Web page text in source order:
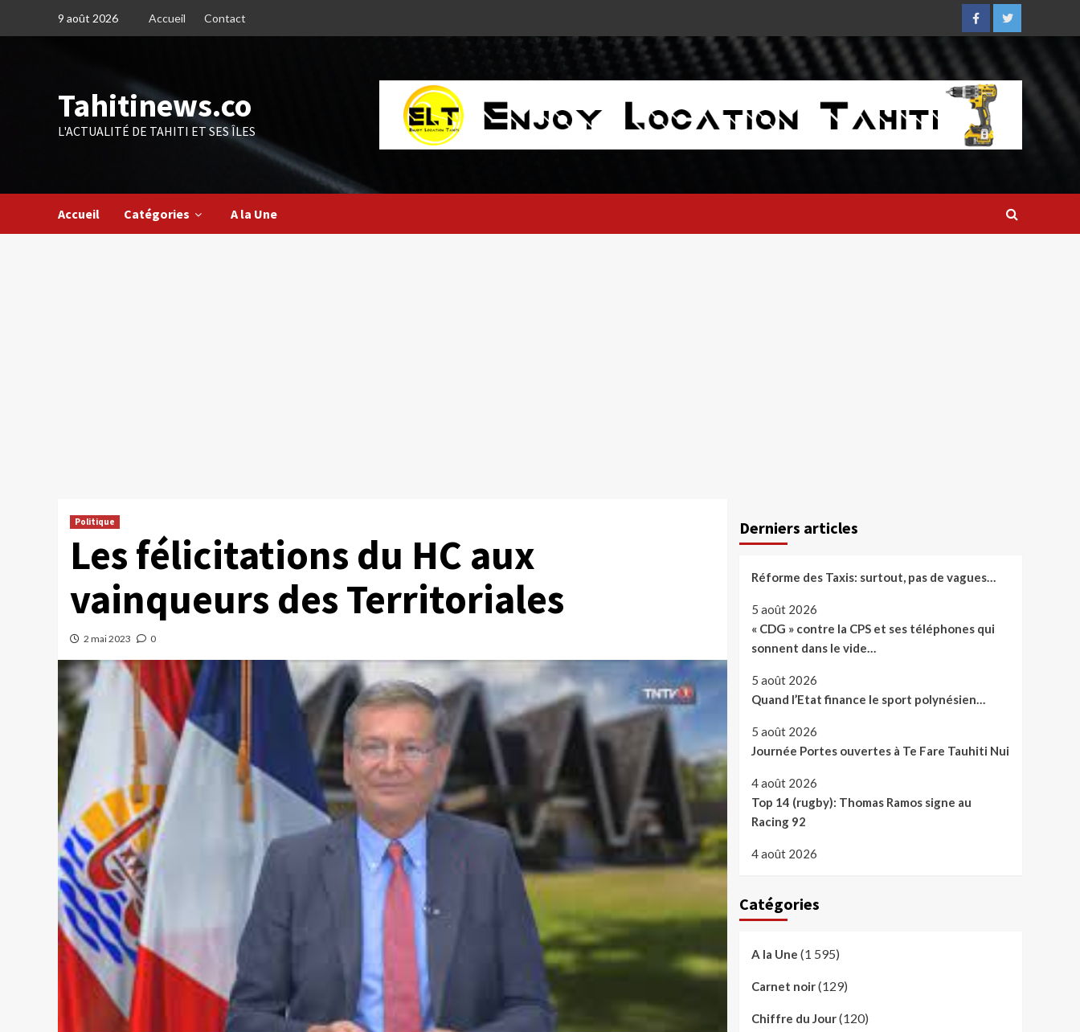
9 août 2026 Accueil Contact
FacebookTwitter
Tahitinews.co
L'ACTUALITÉ DE TAHITI ET SES ÎLES
Accueil Catégories A la Une
Politique
Les félicitations du HC aux
vainqueurs des Territoriales
2 mai 2023 0
Derniers articles
Réforme des Taxis: surtout, pas de vagues…
5 août 2026
« CDG » contre la CPS et ses téléphones qui
sonnent dans le vide…
5 août 2026
Quand l’Etat finance le sport polynésien…
5 août 2026
Journée Portes ouvertes à Te Fare Tauhiti Nui
4 août 2026
Top 14 (rugby): Thomas Ramos signe au
Racing 92
4 août 2026
Catégories
A la Une (1 595)
Carnet noir(129)
Chiffre du Jour(120)